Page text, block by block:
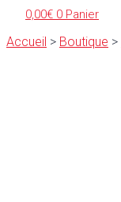
0,00€ 0 Panier
Accueil > Boutique >